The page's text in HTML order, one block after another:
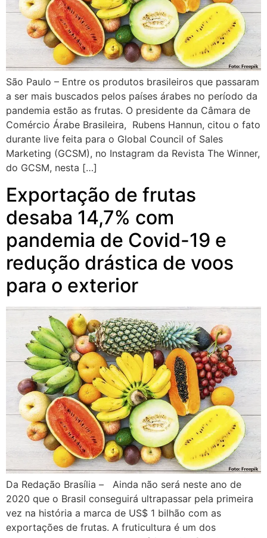
São Paulo – Entre os produtos brasileiros que passaram
a ser mais buscados pelos países árabes no período da
pandemia estão as frutas. O presidente da Câmara de
Comércio Árabe Brasileira, Rubens Hannun, citou o fato
durante live feita para o Global Council of Sales
Marketing (GCSM), no Instagram da Revista The Winner,
do GCSM, nesta […]
Exportação de frutas
desaba 14,7% com
pandemia de Covid-19 e
redução drástica de voos
para o exterior
Da Redação Brasília – Ainda não será neste ano de
2020 que o Brasil conseguirá ultrapassar pela primeira
vez na história a marca de US$ 1 bilhão com as
exportações de frutas. A fruticultura é um dos